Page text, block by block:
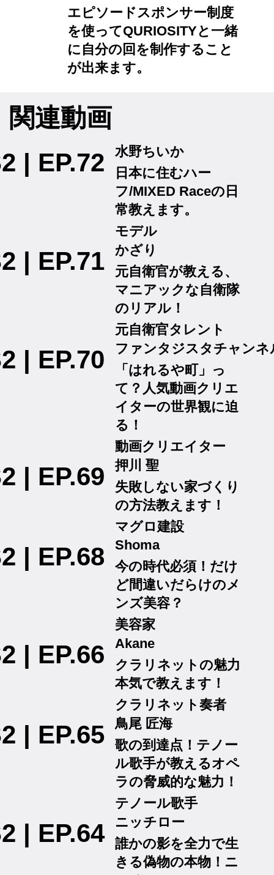
​エピソードスポンサー制度
を使ってQURIOSITYと一緒
に自分の回を制作すること
が出来ます。
| EP.72 水野ちいか
モデル
日本に住むハー
フ/MIXED Raceの日
常教えます。
| EP.71 かざり
元自衛官タレント
元自衛官が教える、
マニアックな自衛隊
のリアル！
| EP.70 ファンタジスタチャンネ
動画クリエイター
「はれるや町」っ
て？人気動画クリエ
イターの世界観に迫
る！
| EP.69 押川 聖
マグロ建設
失敗しない家づくり
の方法教えます！
| EP.68 Shoma
美容家
今の時代必須！だけ
ど間違いだらけのメ
ンズ美容？
| EP.66 Akane
クラリネット奏者
クラリネットの魅力
本気で教えます！
| EP.65 鳥尾 匠海
テノール歌手
歌の到達点！テノー
ル歌手が教えるオペ
ラの脅威的な魅力！
| EP.64
ニッチロー
誰かの影を全力で生
きる偽物の本物！ニ
関連動画